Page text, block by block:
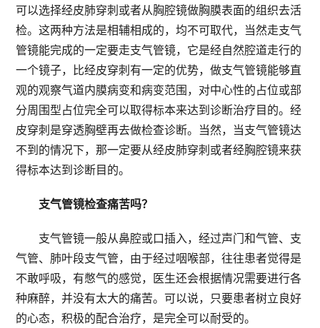
可以选择经皮肺穿刺或者从胸腔镜做胸膜表面的组织去活
检。这两种方法是相辅相成的，均不可取代，当然走支气
管镜能完成的一定要走支气管镜，它是经自然腔道走行的
一个镜子，比经皮穿刺有一定的优势，做支气管镜能够直
观的观察气道内膜病变和病变范围，对中心性的占位或部
分周围型占位完全可以取得标本来达到诊断治疗目的。经
皮穿刺是穿透胸壁再去做检查诊断。当然，当支气管镜达
不到的情况下，那一定要从经皮肺穿刺或者经胸腔镜来获
得标本达到诊断目的。
支气管镜检查痛苦吗？
支气管镜一般从鼻腔或口插入，经过声门和气管、支
气管、肺叶段支气管，由于经过咽喉部，往往患者觉得是
不敢呼吸，有憋气的感觉，医生还会根据情况需要进行各
种麻醉，并没有太大的痛苦。可以说，只要患者树立良好
的心态，积极的配合治疗，是完全可以耐受的。